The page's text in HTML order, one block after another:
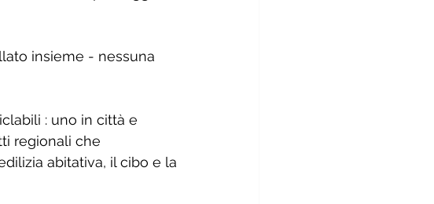
insieme - nessuna
: uno in città e
regionali che
abitativa, il cibo e la